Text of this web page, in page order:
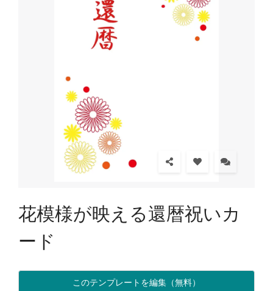
花模様が映える還暦祝いカ
ード
このテンプレートを編集（無料）